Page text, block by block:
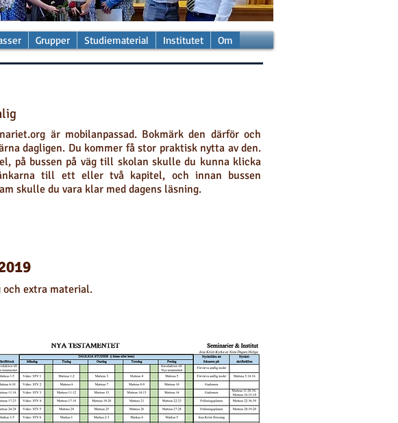
Grupper Studiematerial Institutet Om
är mobilanpassad. Bokmärk den därför och
dagligen. Du kommer få stor praktisk nytta av den.
på bussen på väg till skolan skulle du kunna klicka
till ett eller två kapitel, och innan bussen
skulle du vara klar med dagens läsning.
extra material.